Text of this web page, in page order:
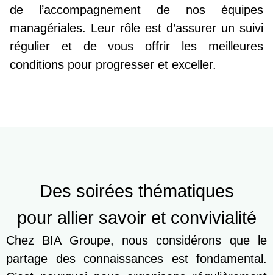
de l’accompagnement de nos équipes
managériales. Leur rôle est d’assurer un suivi
régulier et de vous offrir les meilleures
conditions pour progresser et exceller.
Des soirées thématiques
pour allier savoir et convivialité
Chez BIA Groupe, nous considérons que le
partage des connaissances est fondamental.